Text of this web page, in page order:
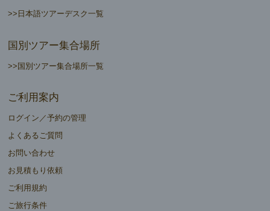
>>日本語ツアーデスク一覧
国別ツアー集合場所
>>国別ツアー集合場所一覧
ご利用案内
ログイン／予約の管理
よくあるご質問
お問い合わせ
お見積もり依頼
ご利用規約
ご旅行条件